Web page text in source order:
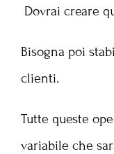
Dovrai creare
Bisogna poi
clienti.
Tutte queste
variabile che